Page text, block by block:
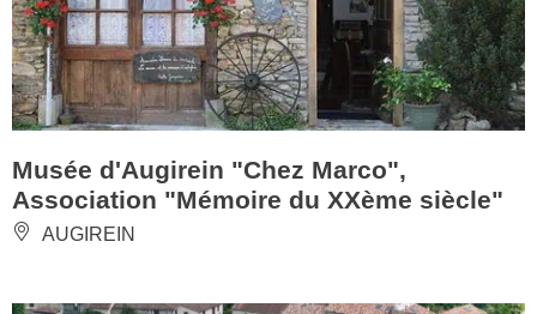
Musée d'Augirein "Chez Marco",
Association "Mémoire du XXème siècle"
AUGIREIN